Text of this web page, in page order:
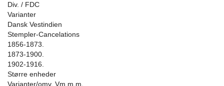
Div. / FDC
Varianter
Dansk Vestindien
Stempler-Cancelations
1856-1873.
1873-1900.
1902-1916.
Større enheder
Varianter/omv. Vm m.m.